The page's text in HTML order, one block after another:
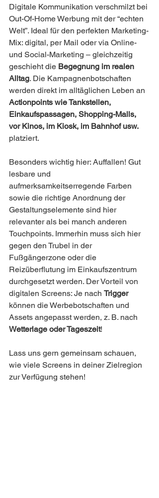
Digitale Kommunikation verschmilzt bei
Out-Of-Home Werbung mit der “echten
Welt”. Ideal für den perfekten Marketing-
Mix: digital, per Mail oder via Online-
und Social-Marketing – gleichzeitig
geschieht die Begegnung im realen
Alltag. Die Kampagnenbotschaften
werden direkt im alltäglichen Leben an
Actionpoints wie Tankstellen,
Einkaufspassagen, Shopping-Malls,
vor Kinos, im Kiosk, im Bahnhof usw.
platziert.
Besonders wichtig hier: Auffallen! Gut
lesbare und
aufmerksamkeitserregende Farben
sowie die richtige Anordnung der
Gestaltungselemente sind hier
relevanter als bei manch anderen
Touchpoints. Immerhin muss sich hier
gegen den Trubel in der
Fußgängerzone oder die
Reizüberflutung im Einkaufszentrum
durchgesetzt werden. Der Vorteil von
digitalen Screens: Je nach Trigger
können die Werbebotschaften und
Assets angepasst werden, z. B. nach
Wetterlage oder Tageszeit!
Lass uns gern gemeinsam schauen,
wie viele Screens in deiner Zielregion
zur Verfügung stehen!